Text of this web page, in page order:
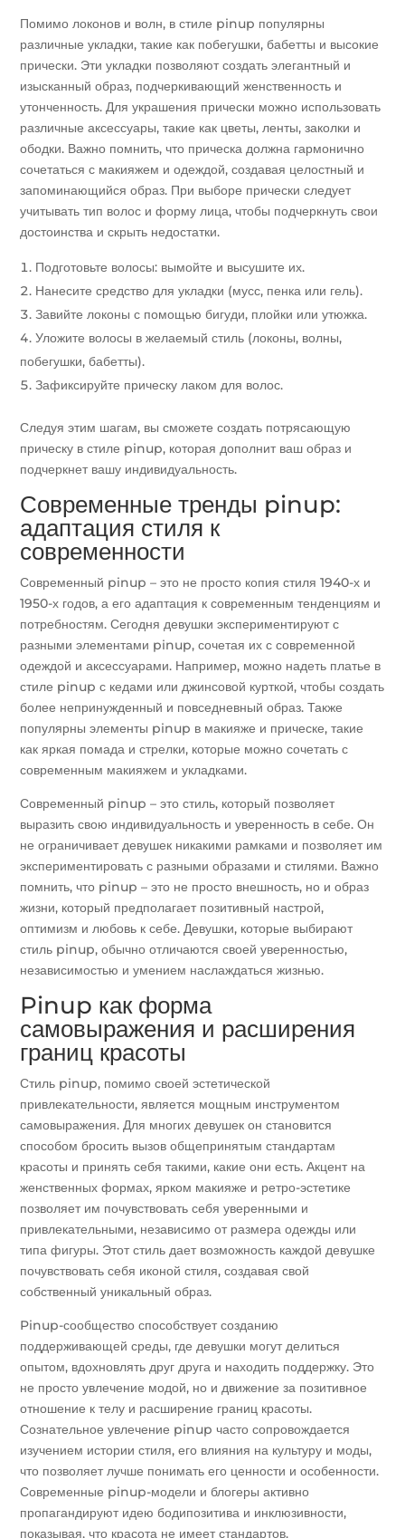
Помимо локонов и волн, в стиле pinup популярны
различные укладки, такие как побегушки, бабетты и высокие
прически. Эти укладки позволяют создать элегантный и
изысканный образ, подчеркивающий женственность и
утонченность. Для украшения прически можно использовать
различные аксессуары, такие как цветы, ленты, заколки и
ободки. Важно помнить, что прическа должна гармонично
сочетаться с макияжем и одеждой, создавая целостный и
запоминающийся образ. При выборе прически следует
учитывать тип волос и форму лица, чтобы подчеркнуть свои
достоинства и скрыть недостатки.
Подготовьте волосы: вымойте и высушите их.
Нанесите средство для укладки (мусс, пенка или гель).
Завийте локоны с помощью бигуди, плойки или утюжка.
Уложите волосы в желаемый стиль (локоны, волны,
побегушки, бабетты).
Зафиксируйте прическу лаком для волос.
Следуя этим шагам, вы сможете создать потрясающую
прическу в стиле pinup, которая дополнит ваш образ и
подчеркнет вашу индивидуальность.
Современные тренды pinup:
адаптация стиля к
современности
Современный pinup – это не просто копия стиля 1940-х и
1950-х годов, а его адаптация к современным тенденциям и
потребностям. Сегодня девушки экспериментируют с
разными элементами pinup, сочетая их с современной
одеждой и аксессуарами. Например, можно надеть платье в
стиле pinup с кедами или джинсовой курткой, чтобы создать
более непринужденный и повседневный образ. Также
популярны элементы pinup в макияже и прическе, такие
как яркая помада и стрелки, которые можно сочетать с
современным макияжем и укладками.
Современный pinup – это стиль, который позволяет
выразить свою индивидуальность и уверенность в себе. Он
не ограничивает девушек никакими рамками и позволяет им
экспериментировать с разными образами и стилями. Важно
помнить, что pinup – это не просто внешность, но и образ
жизни, который предполагает позитивный настрой,
оптимизм и любовь к себе. Девушки, которые выбирают
стиль pinup, обычно отличаются своей уверенностью,
независимостью и умением наслаждаться жизнью.
Pinup как форма
самовыражения и расширения
границ красоты
Стиль pinup, помимо своей эстетической
привлекательности, является мощным инструментом
самовыражения. Для многих девушек он становится
способом бросить вызов общепринятым стандартам
красоты и принять себя такими, какие они есть. Акцент на
женственных формах, ярком макияже и ретро-эстетике
позволяет им почувствовать себя уверенными и
привлекательными, независимо от размера одежды или
типа фигуры. Этот стиль дает возможность каждой девушке
почувствовать себя иконой стиля, создавая свой
собственный уникальный образ.
Pinup-сообщество способствует созданию
поддерживающей среды, где девушки могут делиться
опытом, вдохновлять друг друга и находить поддержку. Это
не просто увлечение модой, но и движение за позитивное
отношение к телу и расширение границ красоты.
Сознательное увлечение pinup часто сопровождается
изучением истории стиля, его влияния на культуру и моды,
что позволяет лучше понимать его ценности и особенности.
Современные pinup-модели и блогеры активно
пропагандируют идею бодипозитива и инклюзивности,
показывая, что красота не имеет стандартов.